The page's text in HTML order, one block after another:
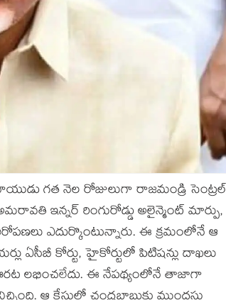
గత నెల రోజులుగా రాజమండ్రి సెంట్రల్
ఇన్నర్ రింగురోడ్డు అలైన్మెంట్ మార్పు,
ఎదుర్కొంటున్నారు. ఈ క్రమంలోనే ఆ
ఏసీబీ కోర్టు, హైకోర్టులో పిటిషన్లు దాఖలు
లభించలేదు. ఈ నేపథ్యంలోనే తాజాగా